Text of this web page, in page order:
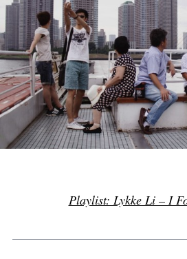
Playlist: Lykke Li – I